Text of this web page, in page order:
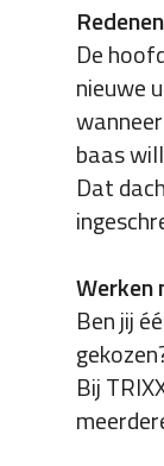
De
nieuwe
baas
Dat
Werken
Ben jij
Bij